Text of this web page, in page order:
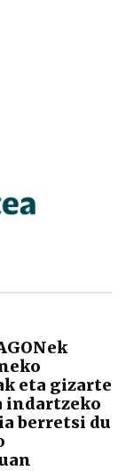
eta gizarte
indartzeko
berretsi du